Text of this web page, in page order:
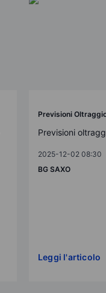
Previsioni
Previsioni
2025-12-02 08:30
BG SAXO
Leggi l'articolo